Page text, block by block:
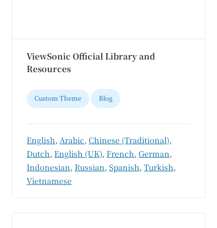
ViewSonic Official Library and
Resources
Custom Theme Blog
English, Arabic, Chinese (Traditional),
Dutch, English (UK), French, German,
Indonesian, Russian, Spanish, Turkish,
Vietnamese